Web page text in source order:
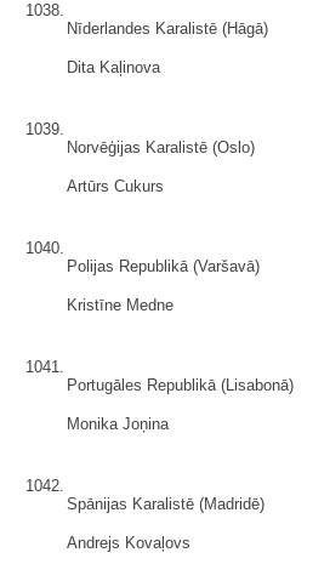
1038.
Nīderlandes Karalistē (Hāgā)
Dita Kaļinova
1039.
Norvēģijas Karalistē (Oslo)
Artūrs Cukurs
1040.
Polijas Republikā (Varšavā)
Kristīne Medne
1041.
Portugāles Republikā (Lisabonā)
Monika Joņina
1042.
Spānijas Karalistē (Madridē)
Andrejs Kovaļovs